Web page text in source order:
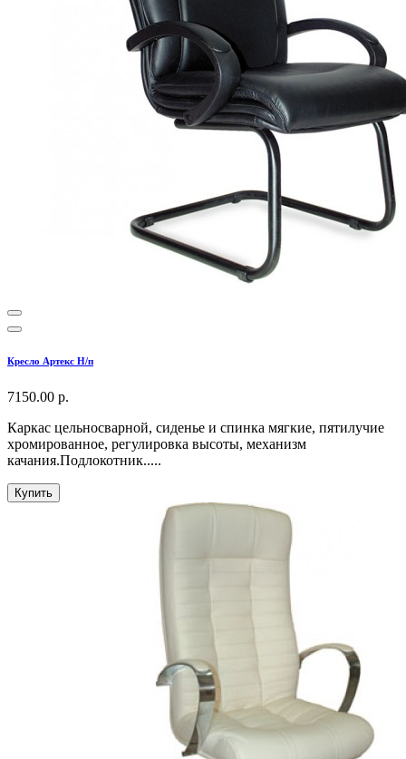
Кресло Артекс Н/п
7150.00 р.
Каркас цельносварной, сиденье и спинка мягкие, пятилучие
хромированное, регулировка высоты, механизм
качания.Подлокотник.....
Купить